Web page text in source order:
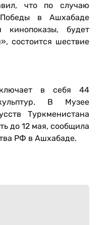
что по случаю
в Ашхабаде
будет
состоится шествие
в себя 44
В Музее
Туркменистана
до 12 мая, сообщила
РФ в Ашхабаде.